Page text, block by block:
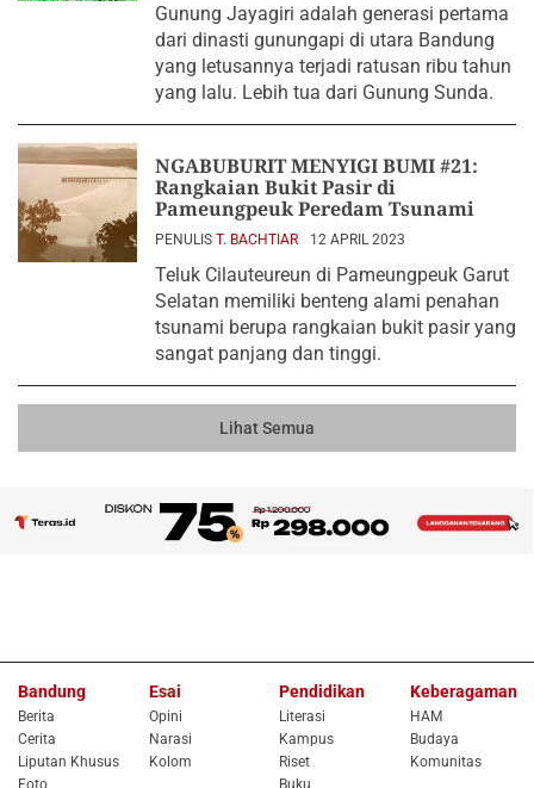
Gunung Jayagiri adalah generasi pertama
dari dinasti gunungapi di utara Bandung
yang letusannya terjadi ratusan ribu tahun
yang lalu. Lebih tua dari Gunung Sunda.
NGABUBURIT MENYIGI BUMI #21:
Rangkaian Bukit Pasir di
Pameungpeuk Peredam Tsunami
PENULIS T. BACHTIAR 12 APRIL 2023
Teluk Cilauteureun di Pameungpeuk Garut
Selatan memiliki benteng alami penahan
tsunami berupa rangkaian bukit pasir yang
sangat panjang dan tinggi.
Lihat Semua
Bandung
Berita
Cerita
Liputan Khusus
Foto
Esai
Opini
Narasi
Kolom
Pendidikan
Literasi
Kampus
Riset
Buku
Keberagaman
HAM
Budaya
Komunitas